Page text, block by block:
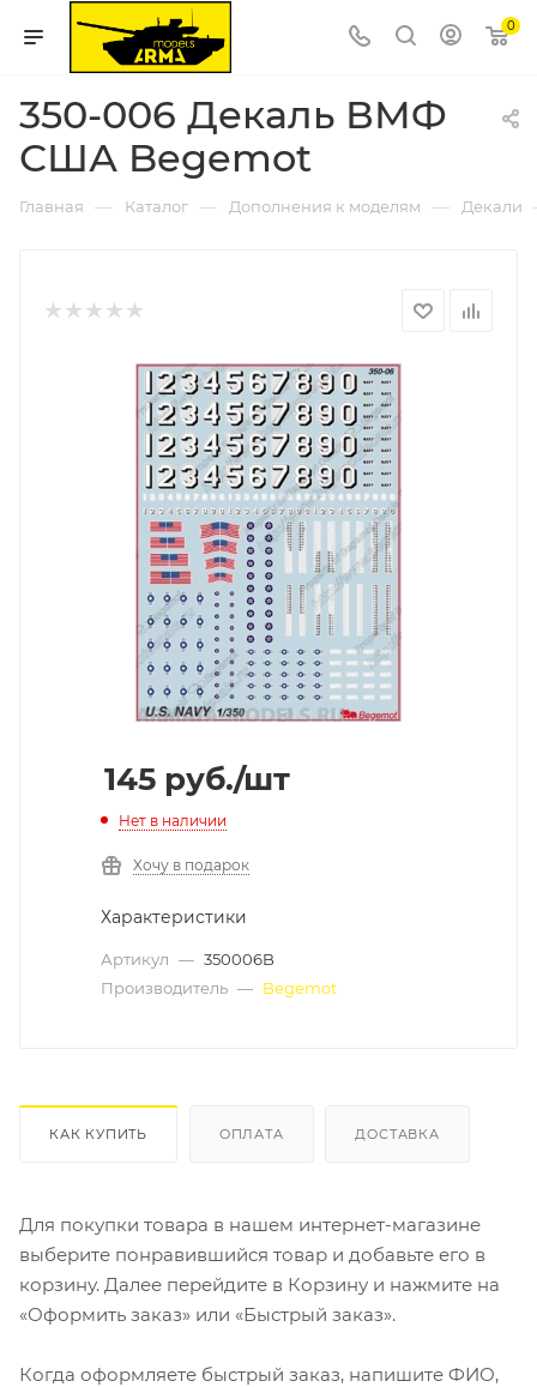
0
350-006 Декаль ВМФ
США Begemot
Главная — Каталог — Дополнения к моделям — Декали
145 руб./шт
Нет в наличии
Хочу в подарок
Характеристики
Артикул — 350006B
Производитель — Begemot
КАК КУПИТЬ ОПЛАТА ДОСТАВКА
Для покупки товара в нашем интернет-магазине
выберите понравившийся товар и добавьте его в
корзину. Далее перейдите в Корзину и нажмите на
«Оформить заказ» или «Быстрый заказ».
Когда оформляете быстрый заказ, напишите ФИО,